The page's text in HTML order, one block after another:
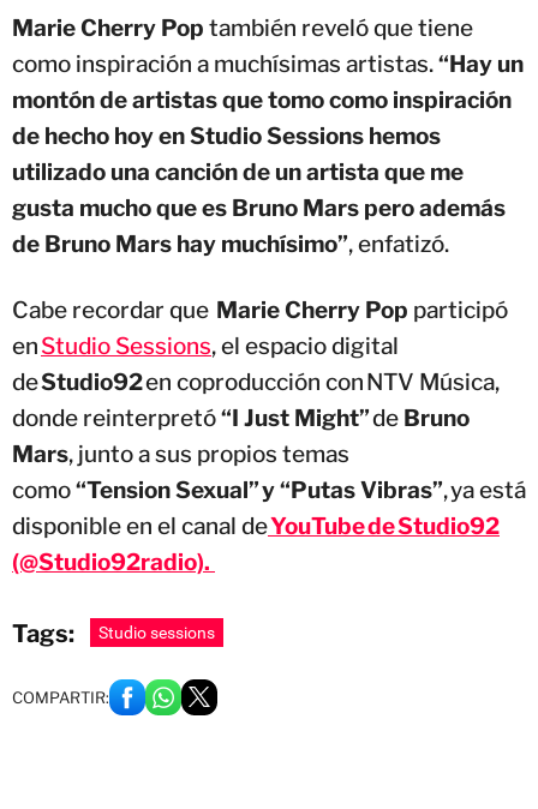
Marie Cherry Pop también reveló que tiene
como inspiración a muchísimas artistas.“Hay un
montón de artistas que tomo como inspiración
de hecho hoy en Studio Sessions hemos
utilizado una canción de un artista que me
gusta mucho que es Bruno Mars pero además
de Bruno Mars hay muchísimo”, enfatizó.
Cabe recordar que Marie Cherry Pop participó
enStudio Sessions, el espacio digital
deStudio92en coproducción con NTV Música,
donde reinterpretó“I Just Might”de Bruno
Mars, junto a sus propios temas
como“Tension Sexual” y “Putas Vibras”, ya está
disponible en el canal deYouTube de Studio92
(@Studio92radio).
Tags: Studio sessions
COMPARTIR: